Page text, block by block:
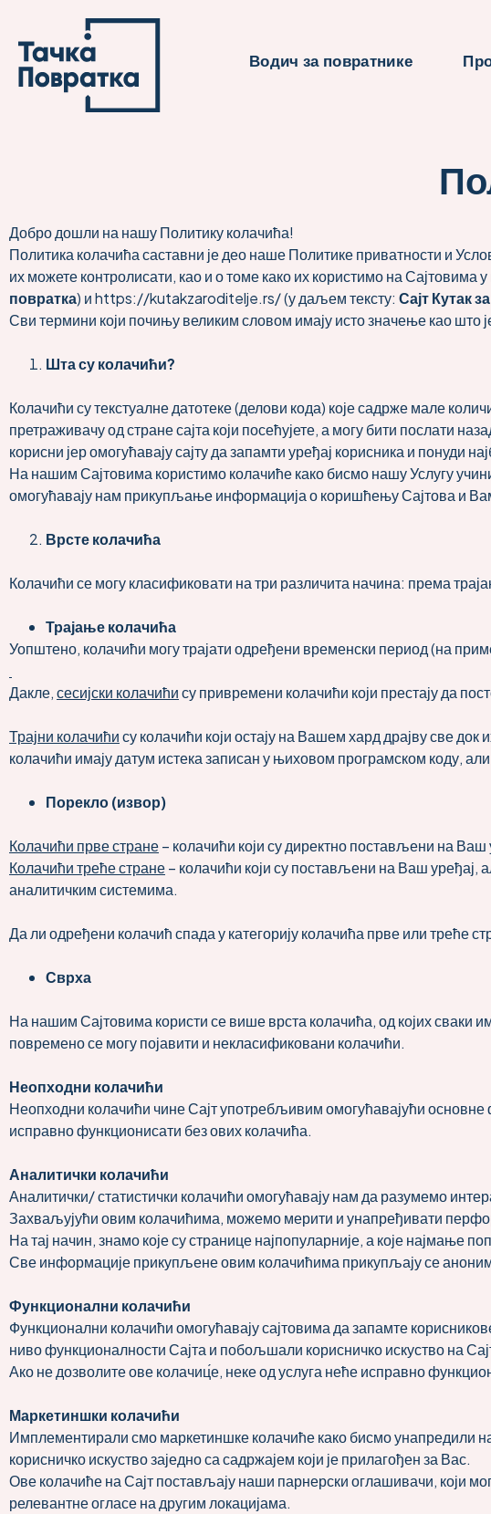
Водич за повратнике
Добро дошли на нашу Политику колачића!
Политика колачића саставни је део наше Политике приватности и
их можете контролисати, као и о томе како их користимо на Сајтовима
повратка) иhttps://kutakzaroditelje.rs/(у даљем тексту: Сајт Кутак
Сви термини који почињу великим словом имају исто значење као
Шта су колачићи?
Колачићи су текстуалне датотеке (делови кода) које садрже мале
претраживачу од стране сајта који посећујете, а могу бити послати
корисни јер омогућавају сајту да запамти уређај корисника и понуди
На нашим Сајтовима користимо колачиће како бисмо нашу Услугу
омогућавају нам прикупљање информација о коришћењу Сајтова и
Врсте колачића
Колачићи се могу класификовати на три различита начина: према
Трајање колачића
Уопштено, колачићи могу трајати одређени временски период (на
Дакле,сесијски колачићису привремени колачићи који престају да
Трајни колачићису колачићи који остају на Вашем хард драјву све
колачићи имају датум истека записан у њиховом програмском коду,
Порекло(извор)
Колачићи прве стране– колачићи који су директно постављени на Ваш
Колачићи треће стране– колачићи који су постављени на Ваш уређај,
аналитичким системима.
Да ли одређени колачић спада у категорију колачића прве или треће
Сврха
На нашим Сајтовима користи се више врста колачића, од којих сваки
повремено се могу појавити и некласификовани колачићи.
Неопходни колачићи
Неопходни колачићи чине Сајт употребљивим омогућавајући
исправно функционисати без ових колачића.
Аналитички колачићи
Аналитички/ статистички колачићи омогућавају нам да разумемо
Захваљујући овим колачићима, можемо мерити и унапређивати
На тај начин, знамо које су странице најпопуларније, а које
Све информације прикупљене овим колачићима прикупљају се
Функционални колачићи
Функционални колачићи омогућавају сајтовима да запамте
ниво функционалности Сајта и побољшали корисничко искуство на
Ако не дозволите ове колачиц́е, неке од услуга неће исправно
Маркетиншки колачићи
Имплементирали смо маркетиншке колачиће како бисмо
корисничко искуство заједно са садржајем који је прилагођен за Вас.
Ове колачиће на Сајт постављају наши парнерски оглашивачи, који
релевантне огласе на другим локацијама.